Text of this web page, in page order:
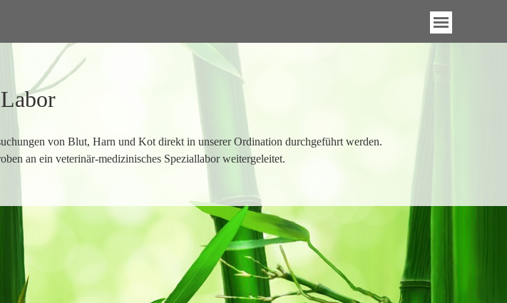
Labor
von Blut, Harn und Kot direkt in unserer Ordination durchgeführt werden.
an ein veterinär-medizinisches Speziallabor weitergeleitet.